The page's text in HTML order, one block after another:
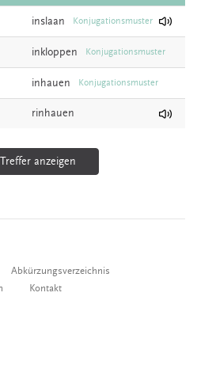
inslaan Konjugationsmuster
inkloppen Konjugationsmuster
inhauen Konjugationsmuster
rinhauen
anzeigen
Abkürzungsverzeichnis
Kontakt